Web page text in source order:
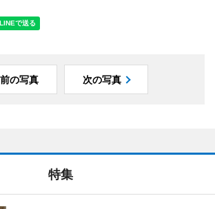
前の写真 次の写真
特集